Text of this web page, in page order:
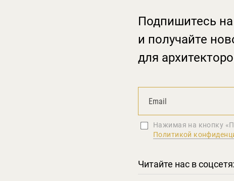
Подпишитесь
и получайте
для
Нажимая на кнопку
Политикой
Читайте нас в